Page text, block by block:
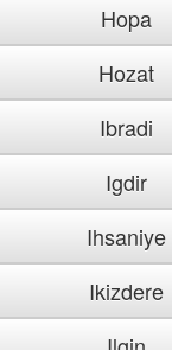
Hopa
Hozat
Ibradi
Igdir
Ihsaniye
Ikizdere